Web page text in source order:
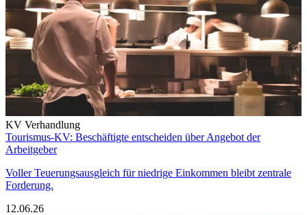
KV Verhandlung
Tourismus-KV: Beschäftigte entscheiden über Angebot der
Arbeitgeber
Voller Teuerungsausgleich für niedrige Einkommen bleibt zentrale
Forderung.
12.06.26